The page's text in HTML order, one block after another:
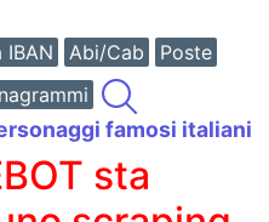
IBAN Abi/Cab
Poste
famosi italiani
sta